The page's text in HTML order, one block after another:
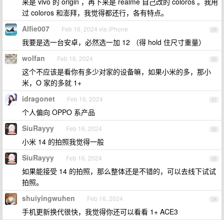
过 coloros 和澎拜，我觉得都还行，各有特点。
29
Alfie007 Feb 16, 2024 via iPhone
我要是选一台安卓，必然选一加 12 （得 hold 住尺寸重量）
30
wolfan Feb 16, 2024
这个不应该是看你有多少对家的设备嘛，如果小米的多，那小
米，O 家的多就 1+
31
idragonet Feb 16, 2024
个人偏向 OPPO 系产品
32
SiuRayyy Feb 16, 2024
小米 14 的拍照我觉得一般
33
SiuRayyy Feb 16, 2024
如果能接受 14 的拍照，那么整体还是不错的，可以去线下试试
拍照。
34
shuiyingwuhen Feb 16, 2024
手机更新换代很快，我觉得你还可以看看 1+ ACE3